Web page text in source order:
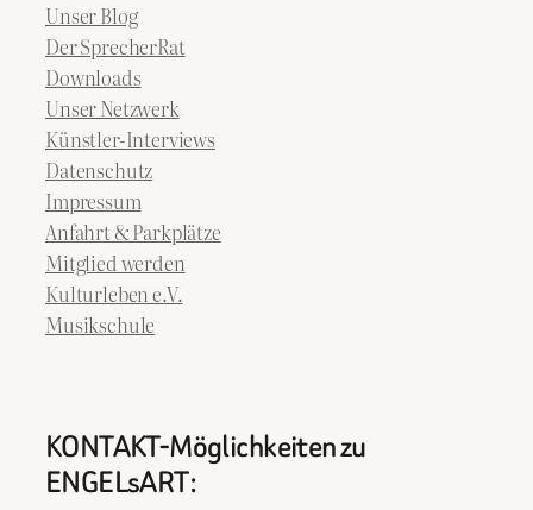
Unser Blog
Der SprecherRat
Downloads
Unser Netzwerk
Künstler-Interviews
Datenschutz
Impressum
Anfahrt & Parkplätze
Mitglied werden
Kulturleben e.V.
Musikschule
KONTAKT-Möglichkeiten zu
ENGELsART: